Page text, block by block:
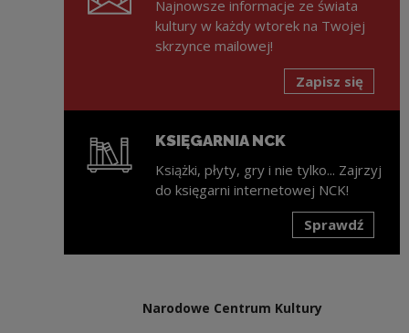
Najnowsze informacje ze świata
kultury w każdy wtorek na Twojej
skrzynce mailowej!
Zapisz się
KSIĘGARNIA NCK
Książki, płyty, gry i nie tylko... Zajrzyj
do księgarni internetowej NCK!
Sprawdź
Narodowe Centrum Kultury